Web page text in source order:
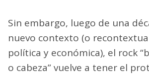
Sin embargo, luego de una
nuevo contexto (o
política y económica), el rock
o cabeza” vuelve a tener el